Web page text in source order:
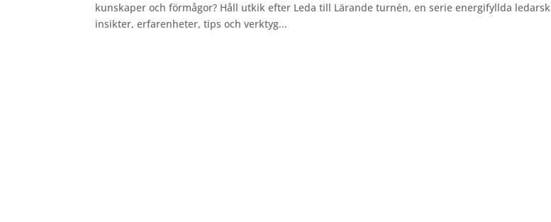
kunskaper och förmågor? Håll utkik efter Leda till Lärande turnén, en serie energifyllda
insikter, erfarenheter, tips och verktyg...